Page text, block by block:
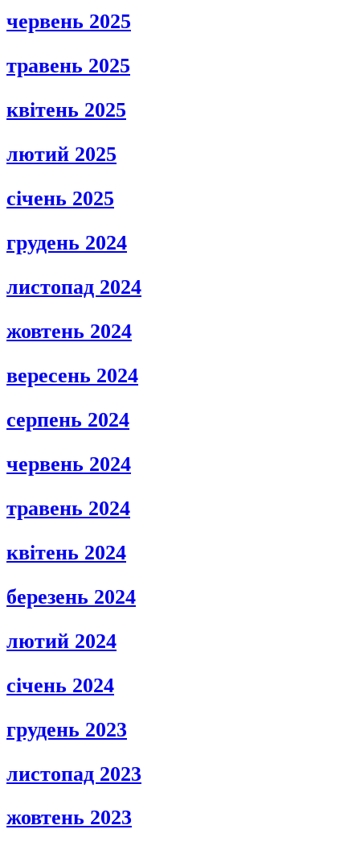
червень 2025
травень 2025
квітень 2025
лютий 2025
січень 2025
грудень 2024
листопад 2024
жовтень 2024
вересень 2024
серпень 2024
червень 2024
травень 2024
квітень 2024
березень 2024
лютий 2024
січень 2024
грудень 2023
листопад 2023
жовтень 2023